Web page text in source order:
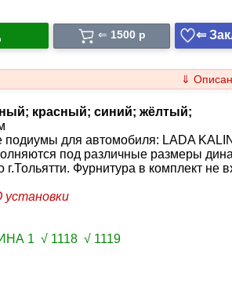
⇐ 1500 p ⇐
⇓
красный; синий; жёлтый;
подиумы для автомобиля: LADA
под различные размеры
Фурнитура в комплект не
1 √ 1118 √ 1119